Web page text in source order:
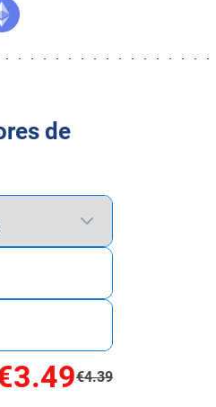
de
€4.39